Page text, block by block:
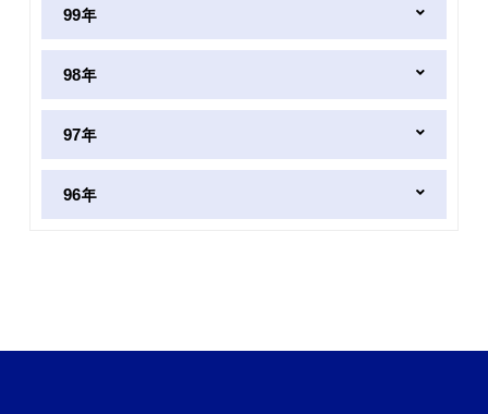
99年
98年
97年
96年